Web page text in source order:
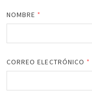
NOMBRE *
CORREO ELECTRÓNICO *